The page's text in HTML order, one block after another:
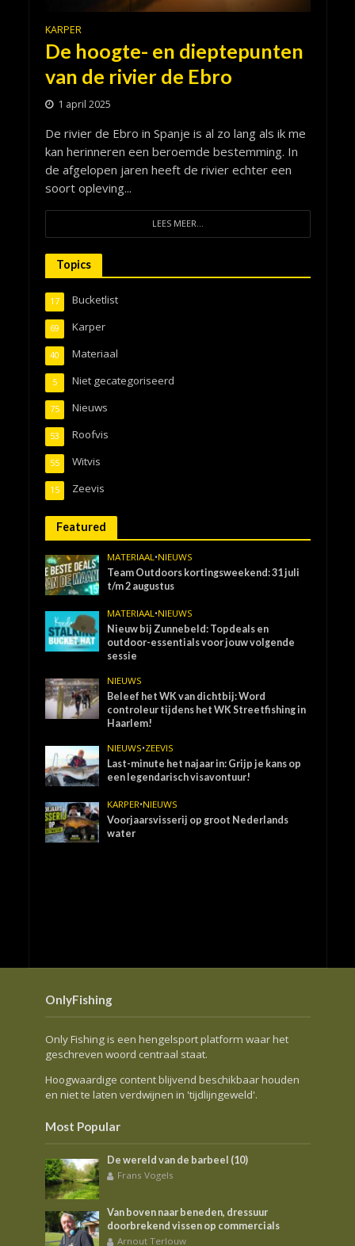
KARPER
De hoogte- en dieptepunten
van de rivier de Ebro
1 april 2025
De rivier de Ebro in Spanje is al zo lang als ik me
kan herinneren een beroemde bestemming. In
de afgelopen jaren heeft de rivier echter een
soort opleving...
LEES MEER...
Topics
Bucketlist
17
Karper
69
Materiaal
40
Niet gecategoriseerd
5
Nieuws
75
Roofvis
53
Witvis
55
Zeevis
15
Featured
MATERIAAL •NIEUWS
Team Outdoors kortingsweekend: 31 juli
t/m 2 augustus
MATERIAAL •NIEUWS
Nieuw bij Zunnebeld: Topdeals en
outdoor-essentials voor jouw volgende
sessie
NIEUWS
Beleef het WK van dichtbij: Word
controleur tijdens het WK Streetfishing in
Haarlem!
NIEUWS•ZEEVIS
Last-minute het najaar in: Grijp je kans op
een legendarisch visavontuur!
KARPER•NIEUWS
Voorjaarsvisserij op groot Nederlands
water
OnlyFishing
Only Fishing is een hengelsport platform waar het
geschreven woord centraal staat.
Hoogwaardige content blijvend beschikbaar houden
en niet te laten verdwijnen in 'tijdlijngeweld'.
Most Popular
De wereld van de barbeel (10)
Frans Vogels
Van boven naar beneden, dressuur
doorbrekend vissen op commercials
Arnout Terlouw